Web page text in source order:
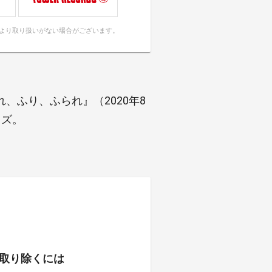
り取り扱いがない場合がございます。
、ふり、ふられ』（2020年8
。
り除くには